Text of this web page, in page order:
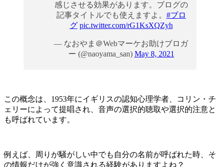
感じさせる効果があります。ブログの
記事タイトルでも使えますよ。 #ブロ
グ pic.twitter.com/rG1KsXQZyh
— なおやま＠Webマーケお助けブロガ
ー (@naoyama_san) May 8, 2021
この概念は、1953年にイギリスの認知心理学者、コリン・チ
ェリーによって提唱され、音声の選択的聴取や選択的注意と
も呼ばれています。
例えば、周りが騒がしい中でも自分の名前が呼ばれた時、そ
の情報だけが強く意識される経験がありますよね？